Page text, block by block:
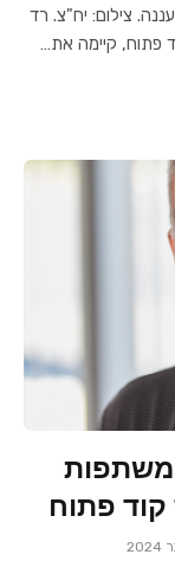
צילום: יח"צ. רד
פתוח, קיימה את…
משתפות